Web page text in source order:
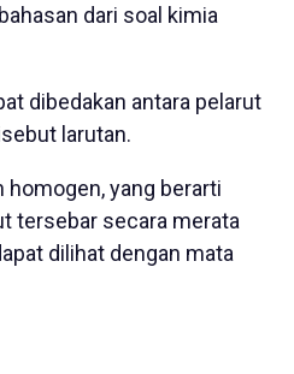
dari soal kimia
dibedakan antara pelarut
larutan.
homogen, yang berarti
tersebar secara merata
dilihat dengan mata